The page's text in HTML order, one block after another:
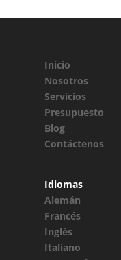
Inicio
Nosotros
Servicios
Presupuesto
Blog
Contáctenos
Idiomas
Alemán
Francés
Inglés
Italiano